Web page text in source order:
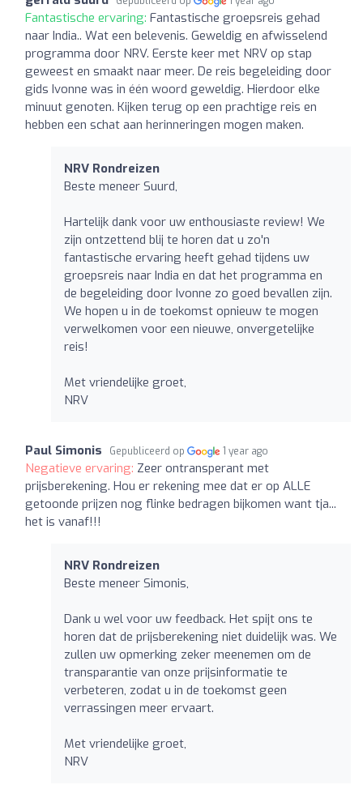
Fantastische ervaring: Fantastische groepsreis gehad
naar India.. Wat een belevenis. Geweldig en afwisselend
programma door NRV. Eerste keer met NRV op stap
geweest en smaakt naar meer. De reis begeleiding door
gids Ivonne was in één woord geweldig. Hierdoor elke
minuut genoten. Kijken terug op een prachtige reis en
hebben een schat aan herinneringen mogen maken.
NRV Rondreizen
Beste meneer Suurd,
Hartelijk dank voor uw enthousiaste review! We
zijn ontzettend blij te horen dat u zo'n
fantastische ervaring heeft gehad tijdens uw
groepsreis naar India en dat het programma en
de begeleiding door Ivonne zo goed bevallen zijn.
We hopen u in de toekomst opnieuw te mogen
verwelkomen voor een nieuwe, onvergetelijke
reis!
Met vriendelijke groet,
NRV
Paul Simonis Gepubliceerd op 1 year ago
Negatieve ervaring: Zeer ontransperant met
prijsberekening. Hou er rekening mee dat er op ALLE
getoonde prijzen nog flinke bedragen bijkomen want tja...
het is vanaf!!!
NRV Rondreizen
Beste meneer Simonis,
Dank u wel voor uw feedback. Het spijt ons te
horen dat de prijsberekening niet duidelijk was. We
zullen uw opmerking zeker meenemen om de
transparantie van onze prijsinformatie te
verbeteren, zodat u in de toekomst geen
verrassingen meer ervaart.
Met vriendelijke groet,
NRV